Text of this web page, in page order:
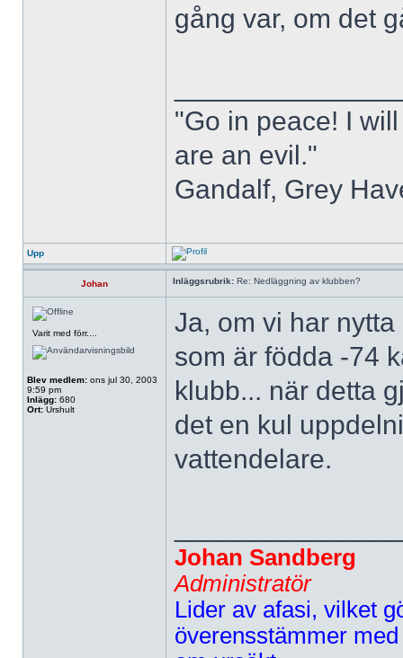
gång var, om det
"Go in peace! I
are an evil."
Gandalf, Grey
Upp
Johan Inläggsrubrik: Re: Nedläggning av klubben?
Varit med förr....
Blev medlem: ons jul 30, 2003
9:59 pm
Inlägg: 680
Ort: Urshult
Ja, om vi har
som är födda -74
klubb... när detta
det en kul
vattendelare.
Johan Sandberg
Administratör
Lider av afasi, vilket
överensstämmer